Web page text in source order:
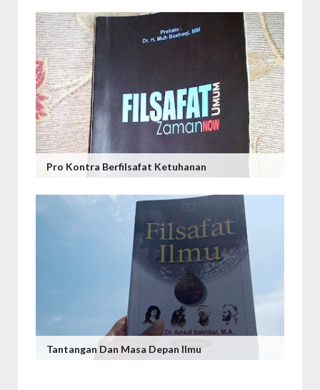
Pro Kontra Berfilsafat Ketuhanan
Tantangan Dan Masa Depan Ilmu